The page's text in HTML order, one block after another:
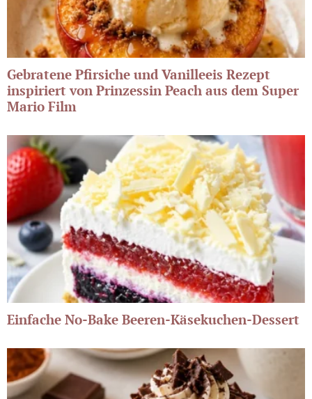
Gebratene Pfirsiche und Vanilleeis Rezept
inspiriert von Prinzessin Peach aus dem Super
Mario Film
Einfache No-Bake Beeren-Käsekuchen-Dessert